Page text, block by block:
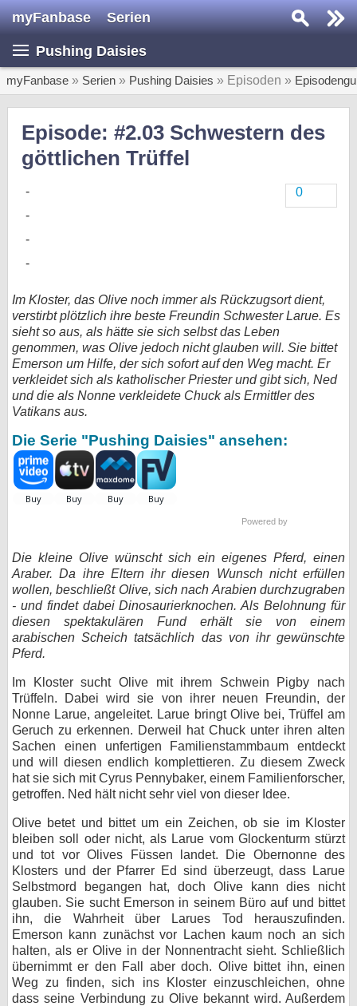
myFanbase Serien
Pushing Daisies
myFanbase » Serien » Pushing Daisies » Episoden »
Episode: #2.03 Schwestern des
göttlichen Trüffel
0
Im Kloster, das Olive noch immer als Rückzugsort dient,
verstirbt plötzlich ihre beste Freundin Schwester Larue. Es
sieht so aus, als hätte sie sich selbst das Leben
genommen, was Olive jedoch nicht glauben will. Sie bittet
Emerson um Hilfe, der sich sofort auf den Weg macht. Er
verkleidet sich als katholischer Priester und gibt sich, Ned
und die als Nonne verkleidete Chuck als Ermittler des
Vatikans aus.
Die Serie "Pushing Daisies" ansehen:
Powered by
Die kleine Olive wünscht sich ein eigenes Pferd, einen
Araber. Da ihre Eltern ihr diesen Wunsch nicht erfüllen
wollen, beschließt Olive, sich nach Arabien durchzugraben
- und findet dabei Dinosaurierknochen. Als Belohnung für
diesen spektakulären Fund erhält sie von einem
arabischen Scheich tatsächlich das von ihr gewünschte
Pferd.
Im Kloster sucht Olive mit ihrem Schwein Pigby nach
Trüffeln. Dabei wird sie von ihrer neuen Freundin, der
Nonne Larue, angeleitet. Larue bringt Olive bei, Trüffel am
Geruch zu erkennen. Derweil hat Chuck unter ihren alten
Sachen einen unfertigen Familienstammbaum entdeckt
und will diesen endlich komplettieren. Zu diesem Zweck
hat sie sich mit Cyrus Pennybaker, einem Familienforscher,
getroffen. Ned hält nicht sehr viel von dieser Idee.
Olive betet und bittet um ein Zeichen, ob sie im Kloster
bleiben soll oder nicht, als Larue vom Glockenturm stürzt
und tot vor Olives Füssen landet. Die Obernonne des
Klosters und der Pfarrer Ed sind überzeugt, dass Larue
Selbstmord begangen hat, doch Olive kann dies nicht
glauben. Sie sucht Emerson in seinem Büro auf und bittet
ihn, die Wahrheit über Larues Tod herauszufinden.
Emerson kann zunächst vor Lachen kaum noch an sich
halten, als er Olive in der Nonnentracht sieht. Schließlich
übernimmt er den Fall aber doch. Olive bittet ihn, einen
Weg zu finden, sich ins Kloster einzuschleichen, ohne
dass seine Verbindung zu Olive bekannt wird. Außerdem
Serie suchen...
SERIEN
Kolumnen
Gewinnspiele
Forum
bei X
Kontakt
Nutzungsbedingungen
Cookie-Einstellungen
Impressum
Desktop-Ansicht